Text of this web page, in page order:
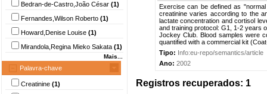
Bedran-de-Castro,João César (1)
Fernandes,Wilson Roberto (1)
Howard,Denise Louise (1)
Mirandola,Regina Mieko Sakata (1)
Mais...
Palavra-chave
Creatinine (1)
Exercise can be defined as
creatinine varies according to the
lactate concentration and cortisol
and training protocol: G1, 1-2 years
Jockey Club. Blood samples were
quantified with a commercial kit
Tipo: Info:eu-repo/semantics/article
Ano: 2002
Registros recuperados: 1